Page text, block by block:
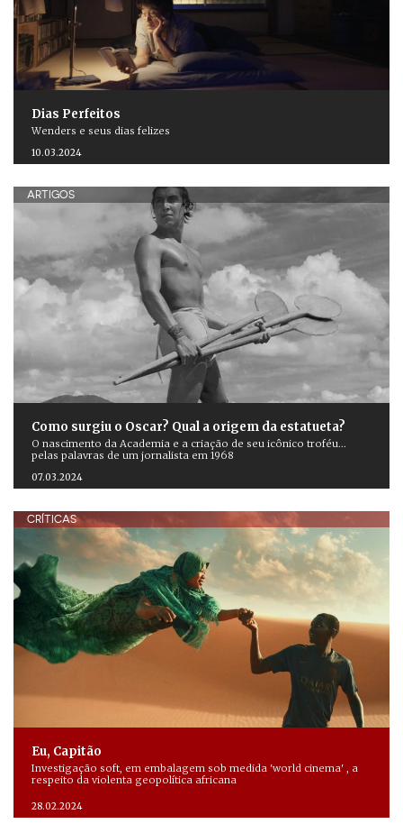
Dias Perfeitos
Wenders e seus dias felizes
10.03.2024
ARTIGOS
Como surgiu o Oscar? Qual a origem da estatueta?
O nascimento da Academia e a criação de seu icônico troféu...
pelas palavras de um jornalista em 1968
07.03.2024
CRÍTICAS
Eu, Capitão
Investigação soft, em embalagem sob medida 'world cinema' , a
respeito da violenta geopolítica africana
28.02.2024